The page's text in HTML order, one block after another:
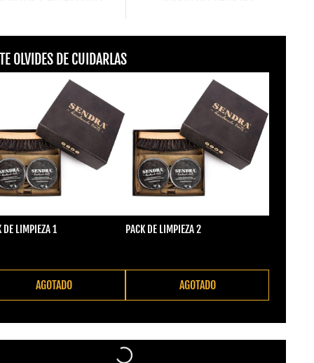
OLVIDES DE CUIDARLAS
DE LIMPIEZA 1
AGOTADO
PACK DE LIMPIEZA 2
AGOTADO